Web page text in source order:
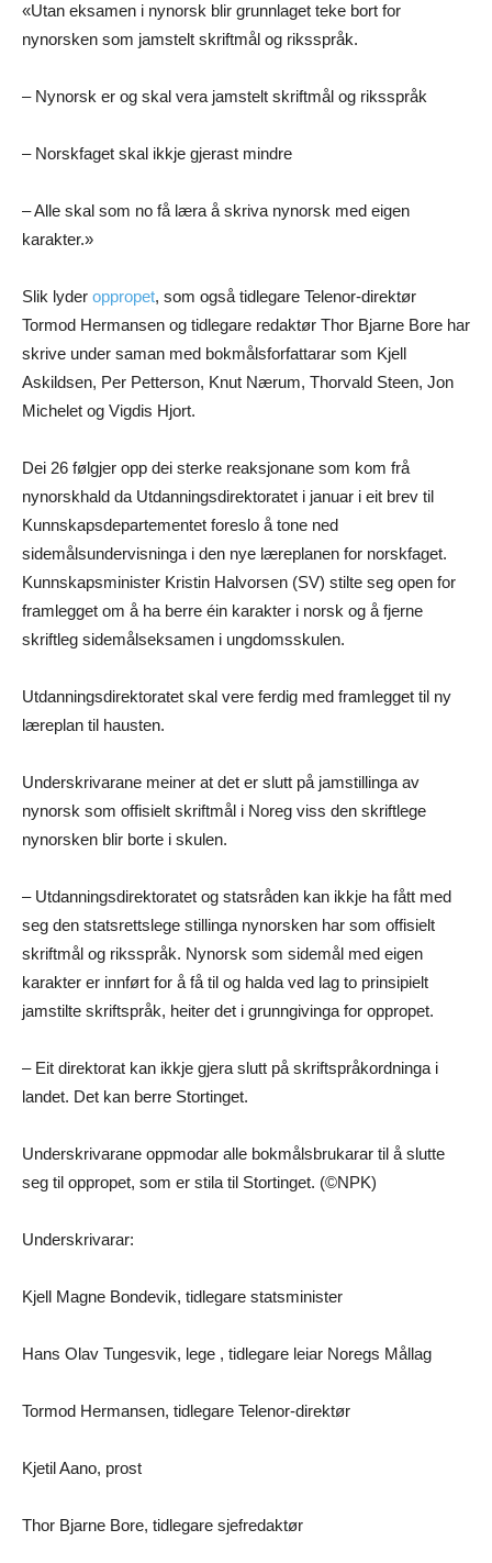
«Utan eksamen i nynorsk blir grunnlaget teke bort for
nynorsken som jamstelt skriftmål og riksspråk.
– Nynorsk er og skal vera jamstelt skriftmål og riksspråk
– Norskfaget skal ikkje gjerast mindre
– Alle skal som no få læra å skriva nynorsk med eigen
karakter.»
Slik lyder oppropet, som også tidlegare Telenor-direktør
Tormod Hermansen og tidlegare redaktør Thor Bjarne Bore har
skrive under saman med bokmålsforfattarar som Kjell
Askildsen, Per Petterson, Knut Nærum, Thorvald Steen, Jon
Michelet og Vigdis Hjort.
Dei 26 følgjer opp dei sterke reaksjonane som kom frå
nynorskhald da Utdanningsdirektoratet i januar i eit brev til
Kunnskapsdepartementet foreslo å tone ned
sidemålsundervisninga i den nye læreplanen for norskfaget.
Kunnskapsminister Kristin Halvorsen (SV) stilte seg open for
framlegget om å ha berre éin karakter i norsk og å fjerne
skriftleg sidemålseksamen i ungdomsskulen.
Utdanningsdirektoratet skal vere ferdig med framlegget til ny
læreplan til hausten.
Underskrivarane meiner at det er slutt på jamstillinga av
nynorsk som offisielt skriftmål i Noreg viss den skriftlege
nynorsken blir borte i skulen.
– Utdanningsdirektoratet og statsråden kan ikkje ha fått med
seg den statsrettslege stillinga nynorsken har som offisielt
skriftmål og riksspråk. Nynorsk som sidemål med eigen
karakter er innført for å få til og halda ved lag to prinsipielt
jamstilte skriftspråk, heiter det i grunngivinga for oppropet.
– Eit direktorat kan ikkje gjera slutt på skriftspråkordninga i
landet. Det kan berre Stortinget.
Underskrivarane oppmodar alle bokmålsbrukarar til å slutte
seg til oppropet, som er stila til Stortinget. (©NPK)
Underskrivarar:
Kjell Magne Bondevik, tidlegare statsminister
Hans Olav Tungesvik, lege , tidlegare leiar Noregs Mållag
Tormod Hermansen, tidlegare Telenor-direktør
Kjetil Aano, prost
Thor Bjarne Bore, tidlegare sjefredaktør